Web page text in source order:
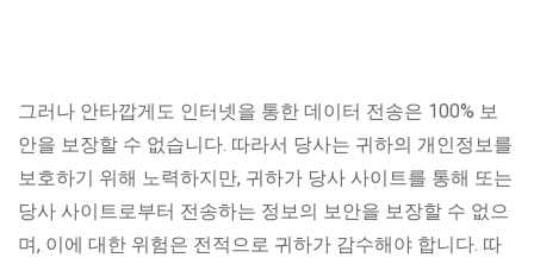
그러나 안타깝게도 인터넷을 통한 데이터 전송은 100% 보
안을 보장할 수 없습니다. 따라서 당사는 귀하의 개인정보를
보호하기 위해 노력하지만, 귀하가 당사 사이트를 통해 또는
당사 사이트로부터 전송하는 정보의 보안을 보장할 수 없으
며, 이에 대한 위험은 전적으로 귀하가 감수해야 합니다. 따